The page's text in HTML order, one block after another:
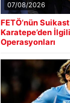
07/08/2026
FETÖ’nün
Karatepe’den
Operasyonları